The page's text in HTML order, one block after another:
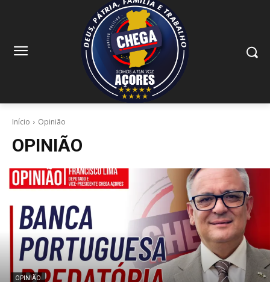
Início Opinião
OPINIÃO
OPINIÃO